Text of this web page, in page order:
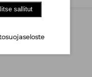
sallitut